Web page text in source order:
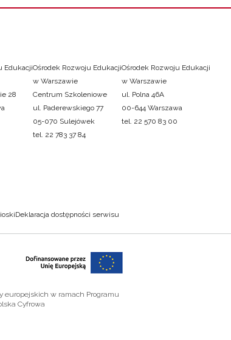
Edukacji
28
Ośrodek Rozwoju Edukacji
w Warszawie
Centrum Szkoleniowe
ul. Paderewskiego 77
05-070 Sulejówek
tel. 22 783 37 84
Ośrodek Rozwoju Edukacji
w Warszawie
ul. Polna 46A
00-644 Warszawa
tel. 22 570 83 00
Deklaracja dostępności serwisu
europejskich w ramach Programu
Cyfrowa